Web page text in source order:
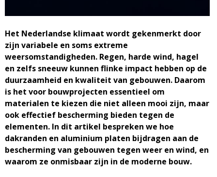
a
g
a
z
i
n
e
Het Nederlandse klimaat wordt gekenmerkt door
zijn variabele en soms extreme
weersomstandigheden. Regen, harde wind, hagel
en zelfs sneeuw kunnen flinke impact hebben op de
duurzaamheid en kwaliteit van gebouwen. Daarom
is het voor bouwprojecten essentieel om
materialen te kiezen die niet alleen mooi zijn, maar
ook effectief bescherming bieden tegen de
elementen. In dit artikel bespreken we hoe
dakranden en aluminium platen bijdragen aan de
bescherming van gebouwen tegen weer en wind, en
waarom ze onmisbaar zijn in de moderne bouw.